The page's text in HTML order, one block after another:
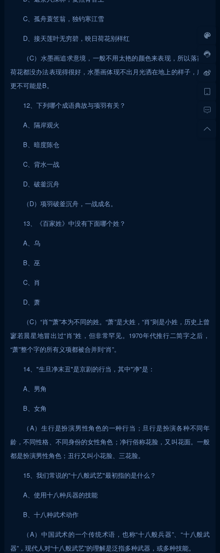
C、孤舟蓑笠翁，独钓寒江雪
D、接天莲叶无穷碧，映日荷花别样红
（C）水墨画追求意境，一般不用太艳的颜色来表现，所以落霞和
荷花都没办法表现得很好，水墨画体现不出月光洒在地上的样子，所以
更不可能是B。
12、下列哪个成语典故与项羽有关？
A、隔岸观火
B、暗度陈仓
C、背水一战
D、破釜沉舟
（D）项羽破釜沉舟，一战成名。
13、《百家姓》中没有下面哪个姓？
A、乌
B、巫
C、肖
D、萧
（C）“肖”“萧”本为不同的姓。“萧”是大姓，“肖”则是小姓，历史上曾
寥若晨星地冒出过“肖”姓，但非常罕见。1970年代推行二简字之后，
“萧”整个字的所有义项都被合并到“肖”。
14、"生旦净末丑"是京剧的行当，其中"净"是：
A、男角
B、女角
（A）生行是扮演男性角色的一种行当；旦行是扮演各种不同年
龄，不同性格、不同身份的女性角色；净行俗称花脸，又叫花面。一般
都是扮演男性角色；丑行又叫小花脸、三花脸。
15、我们常说的"十八般武艺"最初指的是什么？
A、使用十八种兵器的技能
B、十八种武术动作
（A）中国武术的一个传统术语，也称“十八般兵器”、“十八般武
器”，现代人对“十八般武艺”的理解是泛指多种武器，或多种技能。